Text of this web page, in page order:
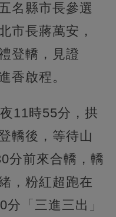
名縣市長參選
市長蔣萬安，
登轎，見證
香啟程。
11時55分，拱
轎後，等待山
分前來合轎，轎
，粉紅超跑在
「三進三出」